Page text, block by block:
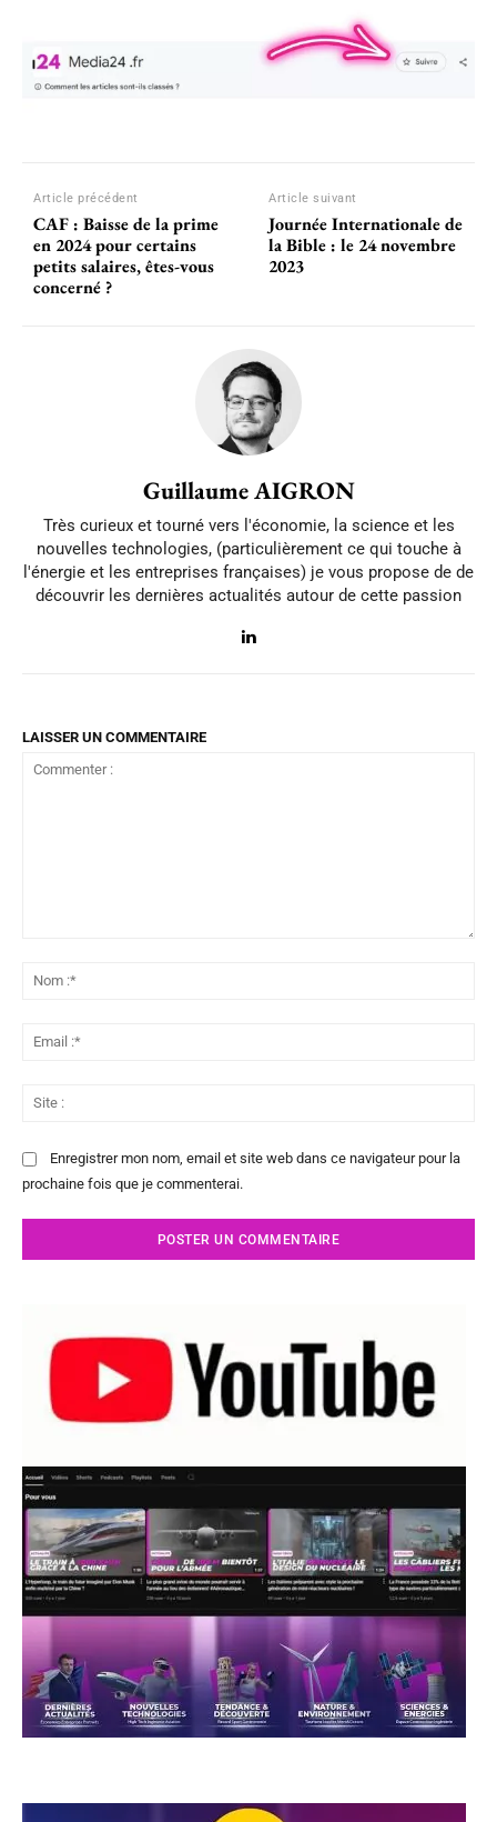
Article précédent
CAF : Baisse de la prime
en 2024 pour certains
petits salaires, êtes-vous
concerné ?
Article suivant
Journée Internationale de
la Bible : le 24 novembre
2023
Guillaume AIGRON
Très curieux et tourné vers l'économie, la science et les
nouvelles technologies, (particulièrement ce qui touche à
l'énergie et les entreprises françaises) je vous propose de de
découvrir les dernières actualités autour de cette passion
LAISSER UN COMMENTAIRE
Enregistrer mon nom, email et site web dans ce navigateur pour la
prochaine fois que je commenterai.